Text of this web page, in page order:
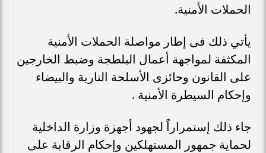
الحملات الأمنية.
يأتي ذلك فى إطار مواصلة الحملات الأمنية
المكثفة لمواجهة أعمال البلطجة وضبط الخارجين
على القانون وحائزى الأسلحة النارية والبيضاء
وإحكام السيطرة الأمنية .
جاء ذلك إستمراراً لجهود أجهزة وزارة الداخلية
لحماية جمهور المستهلكين وإحكام الرقابة على